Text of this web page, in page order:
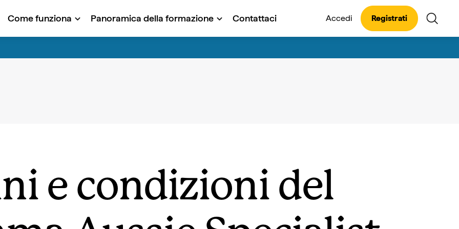
Come funziona Panoramica della formazione Contattaci Accedi Registrati
e condizioni del